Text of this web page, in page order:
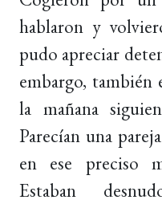
hablaron y
pudo apreciar
embargo,
la mañana
Parecían una
en ese preciso
Estaban